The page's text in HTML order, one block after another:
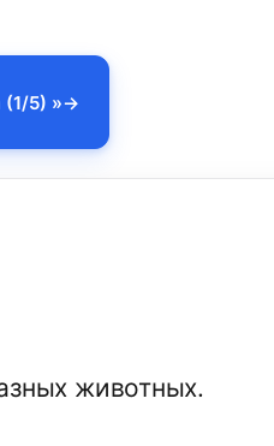
(1/5) »
животных.